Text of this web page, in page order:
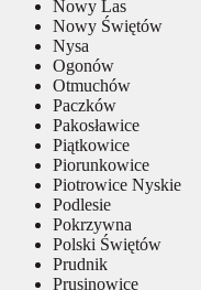
Nowy Las
Nowy Świętów
Nysa
Ogonów
Otmuchów
Paczków
Pakosławice
Piątkowice
Piorunkowice
Piotrowice Nyskie
Podlesie
Pokrzywna
Polski Świętów
Prudnik
Prusinowice